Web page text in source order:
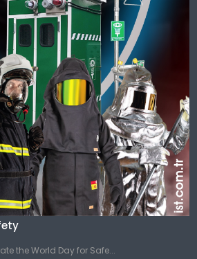
the World Day for Safe...